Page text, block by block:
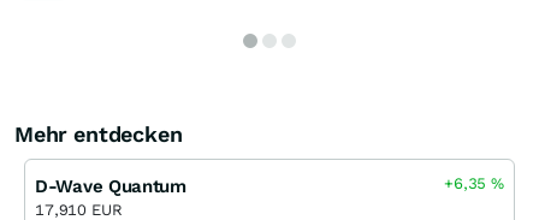
Mehr entdecken
D-Wave Quantum
17,910 EUR
+6,35%